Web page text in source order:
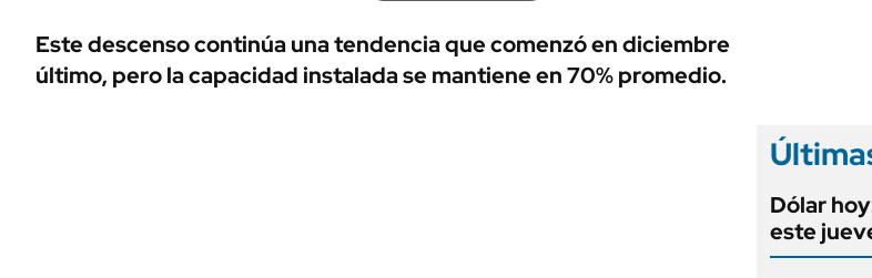
ÁMBITO DEBATE
MEDIAKIT AMBITO DEBATE
LIFESTYLE
AUTOS
Este descenso continúa una tendencia que comenzó en diciembre
último, pero la capacidad instalada se mantiene en 70% promedio.
Dólar
este